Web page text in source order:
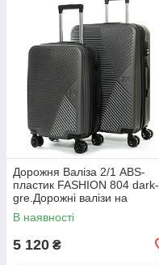
Дорожня Валіза 2/1 ABS-
пластик FASHION 804 dark-
gre.Дорожні валізи на
колесах гуртом і в роздріб в
Україні
В наявності
5 120 ₴